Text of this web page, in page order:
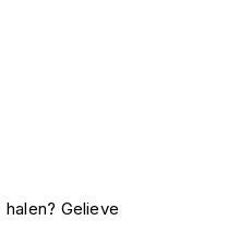
Gelieve